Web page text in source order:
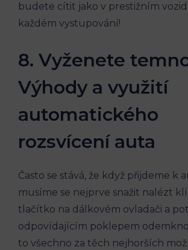
budete cítit jako v prestižním
každém vystupování!
8. Vyženete
Výhody a využití
automatického
rozsvícení auta
Často se stává, že když přijdeme k
musíme se nejprve snažit nalézt
tlačítko na dálkovém ovladači a
odpovídajícím poklepem
to všechno za těch nejhorších